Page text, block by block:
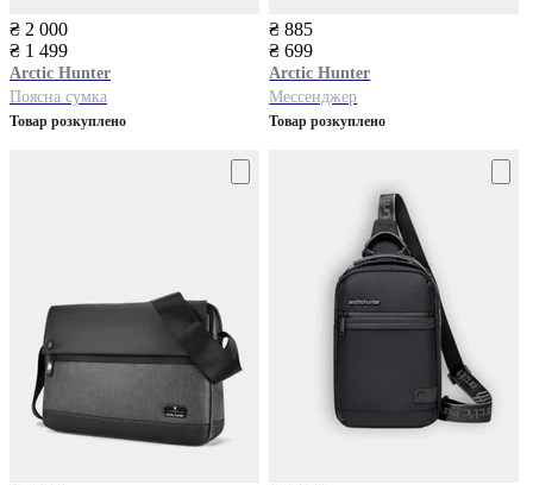
₴ 2 000
₴ 1 499
Arctic Hunter
Поясна сумка
Товар розкуплено
₴ 885
₴ 699
Arctic Hunter
Мессенджер
Товар розкуплено